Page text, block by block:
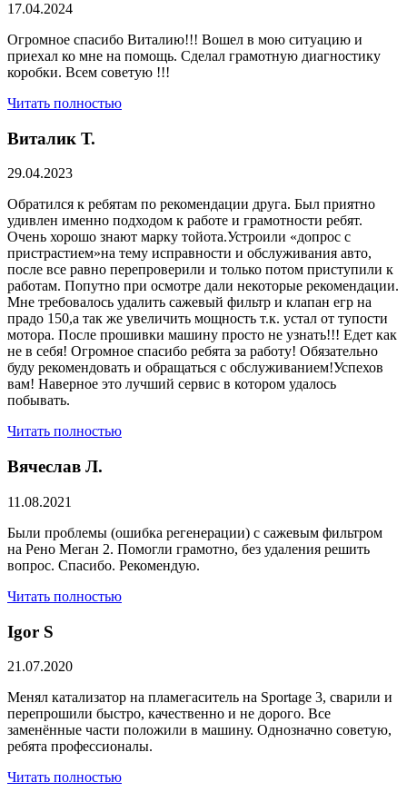
17.04.2024
Огромное спасибо Виталию!!! Вошел в мою ситуацию и
приехал ко мне на помощь. Сделал грамотную диагностику
коробки. Всем советую !!!
Читать полностью
Виталик Т.
29.04.2023
Обратился к ребятам по рекомендации друга. Был приятно
удивлен именно подходом к работе и грамотности ребят.
Очень хорошо знают марку тойота.Устроили «допрос с
пристрастием»на тему исправности и обслуживания авто,
после все равно перепроверили и только потом приступили к
работам. Попутно при осмотре дали некоторые рекомендации.
Мне требовалось удалить сажевый фильтр и клапан егр на
прадо 150,а так же увеличить мощность т.к. устал от тупости
мотора. После прошивки машину просто не узнать!!! Едет как
не в себя! Огромное спасибо ребята за работу! Обязательно
буду рекомендовать и обращаться с обслуживанием!Успехов
вам! Наверное это лучший сервис в котором удалось
побывать.
Читать полностью
Вячеслав Л.
11.08.2021
Были проблемы (ошибка регенерации) с сажевым фильтром
на Рено Меган 2. Помогли грамотно, без удаления решить
вопрос. Спасибо. Рекомендую.
Читать полностью
​Igor S
21.07.2020
Менял катализатор на пламегаситель на Sportage 3, сварили и
перепрошили быстро, качественно и не дорого. Все
заменённые части положили в машину. Однозначно советую,
ребята профессионалы.
Читать полностью